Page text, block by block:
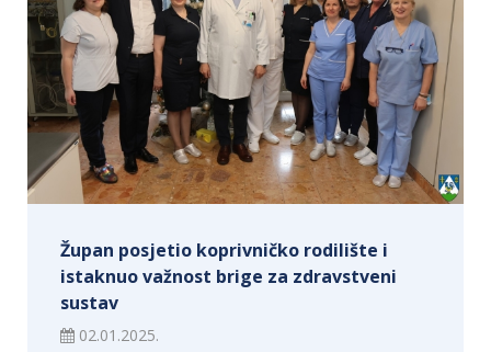
Župan posjetio koprivničko rodilište i
istaknuo važnost brige za zdravstveni
sustav
02.01.2025.